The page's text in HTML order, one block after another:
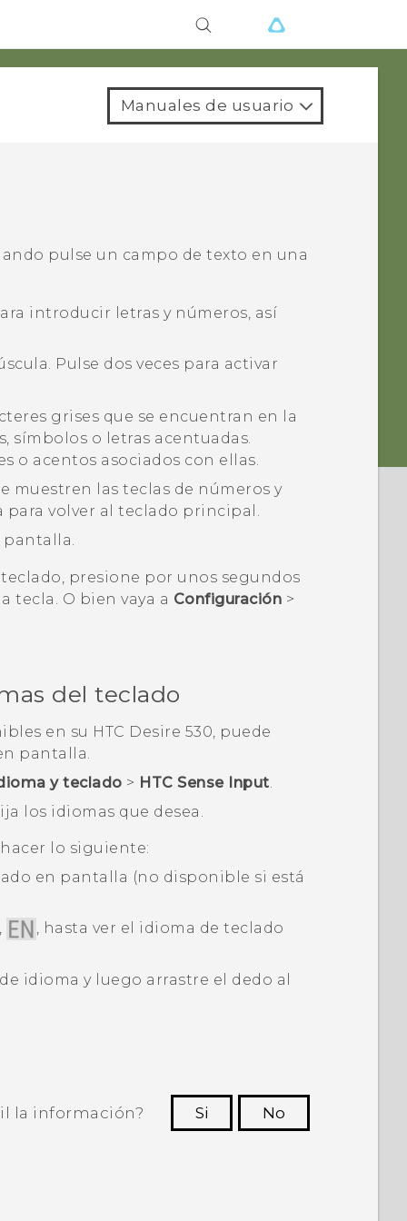
Manuales de usuario
pulse un campo de texto en una
introducir letras y números, así
Pulse dos veces para activar
grises que se encuentran en la
símbolos o letras acentuadas.
o acentos asociados con ellas.
muestren las teclas de números y
volver al teclado principal.
presione por unos segundos
tecla. O bien vaya a Configuración >
del teclado
en su HTC Desire 530 , puede
pantalla.
y teclado > HTC Sense Input
los idiomas que desea.
lo siguiente:
en pantalla (no disponible si está
, hasta ver el idioma de teclado
idioma y luego arrastre el dedo al
la información? Si
No